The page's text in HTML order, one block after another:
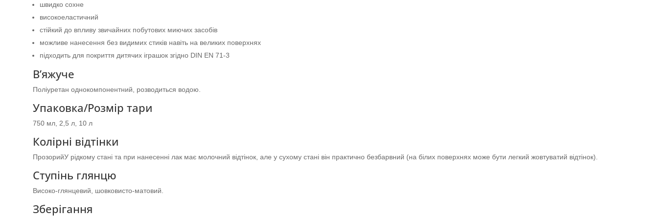
швидко сохне
високоеластичний
стійкий до впливу звичайних побутових миючих засобів
можливе нанесення без видимих стиків навіть на великих поверхнях
підходить для покриття дитячих іграшок згідно DIN EN 71-3
В’яжуче
Поліуретан однокомпонентний, розводиться водою.
Упаковка/Розмір тари
750 мл, 2,5 л, 10 л
Колірні відтінки
ПрозорийУ рідкому стані та при нанесенні лак має молочний відтінок, але у сухому стані він практично безбарвний (на білих поверхнях може бути легкий жовтуватий відтінок).
Ступінь глянцю
Високо-глянцевий, шовковисто-матовий.
Зберігання